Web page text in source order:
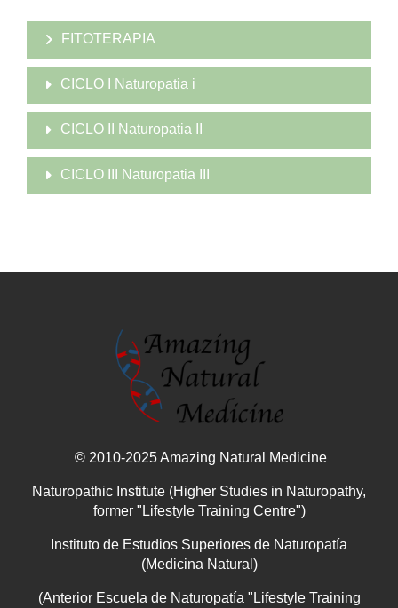
FITOTERAPIA
CICLO I Naturopatia i
CICLO II Naturopatia II
CICLO III Naturopatia III
© 2010-2025 Amazing Natural Medicine
Naturopathic Institute (Higher Studies in Naturopathy,
former "Lifestyle Training Centre")
Instituto de Estudios Superiores de Naturopatía
(Medicina Natural)
(Anterior Escuela de Naturopatía "Lifestyle Training